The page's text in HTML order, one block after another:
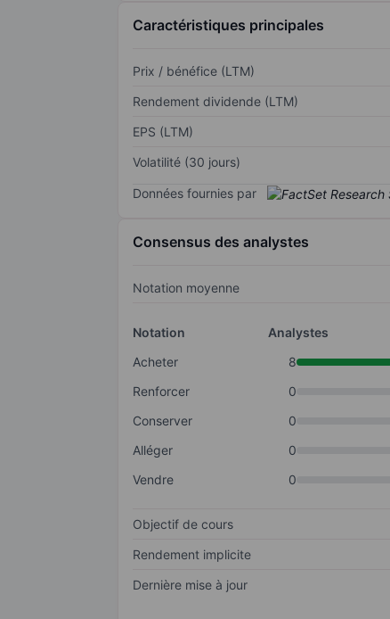
Caractéristiques principales
Prix / bénéfice (LTM)
Rendement dividende (LTM)
EPS (LTM)
Volatilité (30 jours)
Données fournies par
Consensus des analystes
Notation moyenne
Notation
Analystes
Acheter
8
Renforcer
0
Conserver
0
Alléger
0
Vendre
0
Objectif de cours
Rendement implicite
Dernière mise à jour